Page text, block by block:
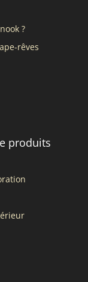
?
rêves
produits